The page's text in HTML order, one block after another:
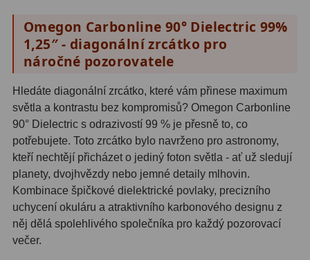
AstroFoto284
Planetární kamery20
Deep-Sky kamery 28
Guiding kamery14
T-kroužky16
Adaptéry projekční11
Adaptéry T239
Adaptéry M4833
Omegon Carbonline 90° Dielectric 99%
1,25″ - diagonální zrcátko pro
náročné pozorovatele
Hledáte diagonální zrcátko, které vám přinese maximum
světla a kontrastu bez kompromisů? Omegon Carbonline
90° Dielectric s odrazivostí 99 % je přesně to, co
potřebujete. Toto zrcátko bylo navrženo pro astronomy,
kteří nechtějí přicházet o jediný foton světla - ať už sledují
planety, dvojhvězdy nebo jemné detaily mlhovin.
Kombinace špičkové dielektrické povlaky, precizního
uchycení okuláru a atraktivního karbonového designu z
něj dělá spolehlivého společníka pro každý pozorovací
večer.